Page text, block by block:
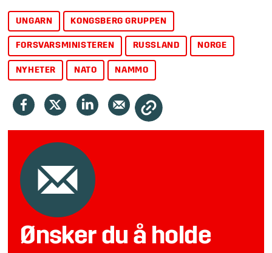
UNGARN KONGSBERG GRUPPEN
FORSVARSMINISTEREN RUSSLAND NORGE
NYHETER NATO NAMMO
Ønsker du å holde